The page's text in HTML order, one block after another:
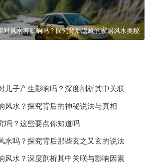
对风水有影响吗？探究背后隐藏的家居风水奥秘
儿子产生影响吗？深度剖析其中关联
风水？探究背后的神秘说法与真相
吗？这些要点你知道吗
水吗？探究背后那些玄之又玄的说法
风水？深度剖析其中关联与影响因素